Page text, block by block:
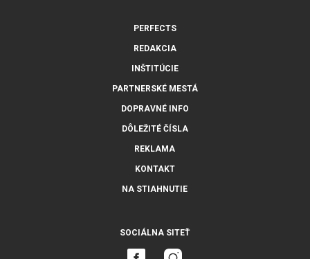
PERFECTS
REDAKCIA
INŠTITÚCIE
PARTNERSKÉ MESTÁ
DOPRAVNÉ INFO
DÔLEŽITÉ ČÍSLA
REKLAMA
KONTAKT
NA STIAHNUTIE
SOCIÁLNA SITEŤ